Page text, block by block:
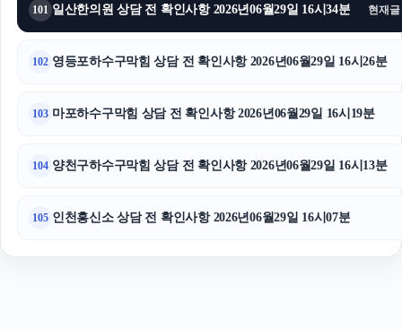
101 일산한의원 상담 전 확인사항 2026년06월29일 16시34분 현재글
102 영등포하수구막힘 상담 전 확인사항 2026년06월29일 16시26분
103 마포하수구막힘 상담 전 확인사항 2026년06월29일 16시19분
104 양천구하수구막힘 상담 전 확인사항 2026년06월29일 16시13분
105 인천흥신소 상담 전 확인사항 2026년06월29일 16시07분